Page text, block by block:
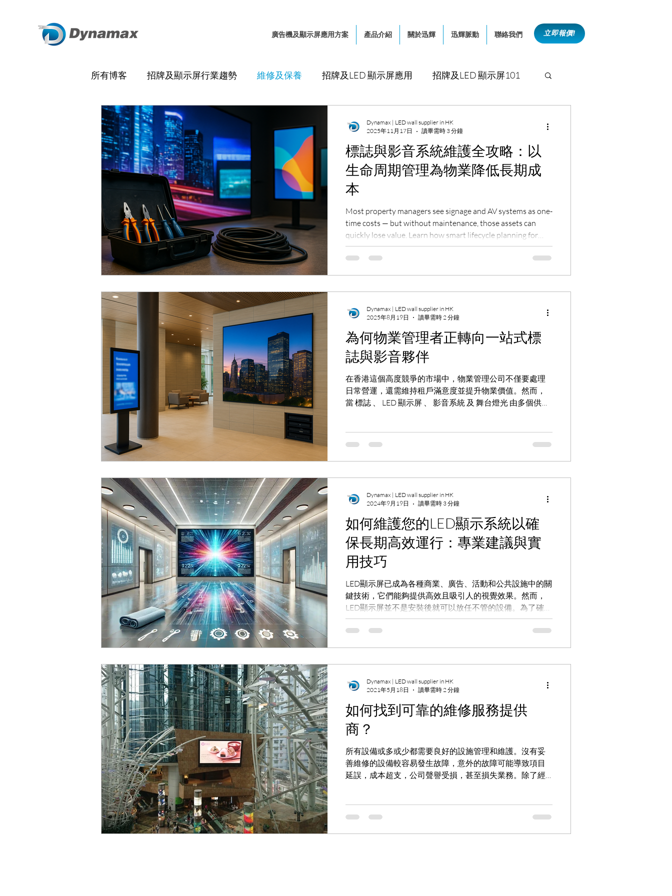
廣告機及顯示屏應用方案 產品介紹 關於迅輝 迅輝脈動 聯絡我們 立即報價!
所有博客 招牌及顯示屏行業趨勢 維修及保養 招牌及LED 顯示屏應用 招牌及LED 顯示屏101
傳統招牌 數碼展示牌 LED 顯示屏
教育機構及校園 物業管理 建築及裝修工程 交通樞紐及港口 企業、公共及文化空間
標誌與影音系統維護全攻略：以
生命周期管理為物業降低長期成
本
Most property managers see signage and AV systems as one-
time costs — but without maintenance, those assets can
quickly lose value. Learn how smart lifecycle planning for
signage, LED displays, and AV systems helps reduce long-
term costs and extend system performance with Dynamax
Dynamax | LED wall supplier in HK
2025年11月17日
讀畢需時 3 分鐘
為何物業管理者正轉向一站式標
誌與影音夥伴
在香港這個高度競爭的市場中，物業管理公司不僅要處理
日常營運，還需維持租戶滿意度並提升物業價值。然而，
當 標誌 、 LED 顯示屏 、 影音系統 及 舞台燈光 由多個供應
Dynamax | LED wall supplier in HK
2025年8月19日
讀畢需時 2 分鐘
如何維護您的LED顯示系統以確
保長期高效運行：專業建議與實
用技巧
LED顯示屏已成為各種商業、廣告、活動和公共設施中的關
鍵技術，它們能夠提供高效且吸引人的視覺效果。然而，
LED顯示屏並不是安裝後就可以放任不管的設備。為了確保
其長期高效運行，定期的維護工作至關重要。本文將為您
提供一些專業建議，幫助您維護LED顯示屏，延長設備壽
減：隨著時間的推移，LED燈的亮度可能會減弱，導致屏幕
顯示效果下降。 色彩不均：由於模組或燈珠的老化，顯示
屏上可能會出現色彩不均的現象。 模組或燈珠故障：單個
燈珠或模組的損壞會影響整個顯示屏的視覺效果。 電源供
應或散熱問題：電源或散熱系統的故障可能會導致顯示屏
無法正常運行，甚至導致設備過熱而損壞。 IC（驅動芯
效果的核心元件。IC故障可能導致部分區域的顯示異常，
如顯示閃爍、亮度不均或某些區域的完全失效。這類故障
需要專業維修，否則可能影響整體顯示效果。 這些問題如
Dynamax | LED wall supplier in HK
2024年9月19日
讀畢需時 3 分鐘
如何找到可靠的維修服務提供
商？
所有設備或多或少都需要良好的設施管理和維護。沒有妥
善維修的設備較容易發生故障，意外的故障可能導致項目
延誤，成本超支，公司聲譽受損，甚至損失業務。除了經
Dynamax | LED wall supplier in HK
2021年5月18日
讀畢需時 2 分鐘